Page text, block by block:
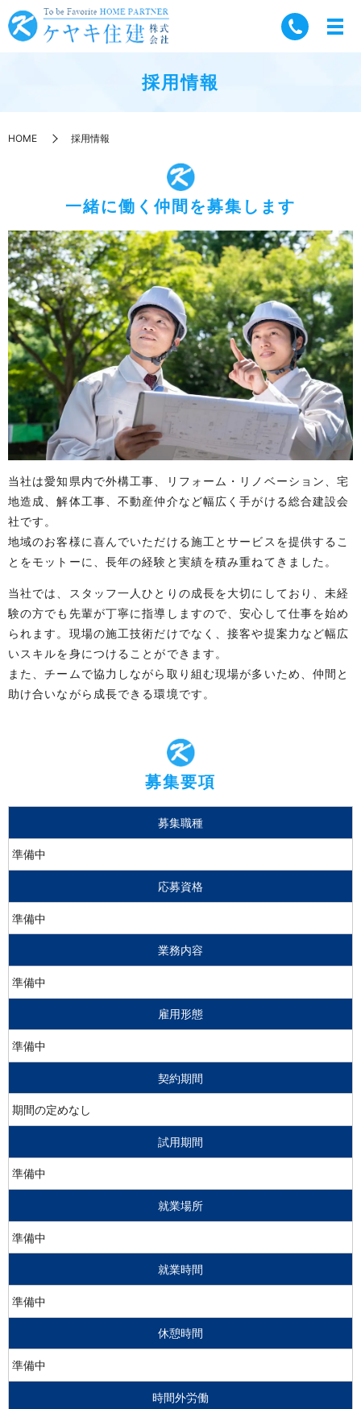
採用情報
HOME 採用情報
一緒に働く仲間を募集します
当社は愛知県内で外構工事、リフォーム・リノベーション、宅
地造成、解体工事、不動産仲介など幅広く手がける総合建設会
社です。
地域のお客様に喜んでいただける施工とサービスを提供するこ
とをモットーに、長年の経験と実績を積み重ねてきました。
当社では、スタッフ一人ひとりの成長を大切にしており、未経
験の方でも先輩が丁寧に指導しますので、安心して仕事を始め
られます。現場の施工技術だけでなく、接客や提案力など幅広
いスキルを身につけることができます。
また、チームで協力しながら取り組む現場が多いため、仲間と
助け合いながら成長できる環境です。
募集要項
募集職種
準備中
応募資格
準備中
業務内容
準備中
雇用形態
準備中
契約期間
期間の定めなし
試用期間
準備中
就業場所
準備中
就業時間
準備中
休憩時間
準備中
時間外労働